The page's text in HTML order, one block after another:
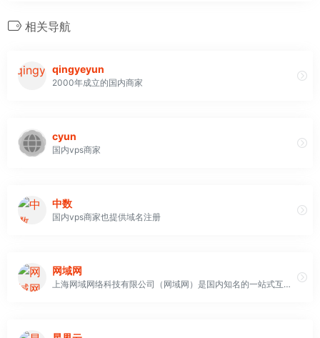
相关导航
qingyeyun
2000年成立的国内商家
cyun
国内vps商家
中数
国内vps商家也提供域名注册
网域网
上海网域网络科技有限公司（网域网）是国内知名的一站式互联网数据中心（IDC）与云计算解决方案服务商，